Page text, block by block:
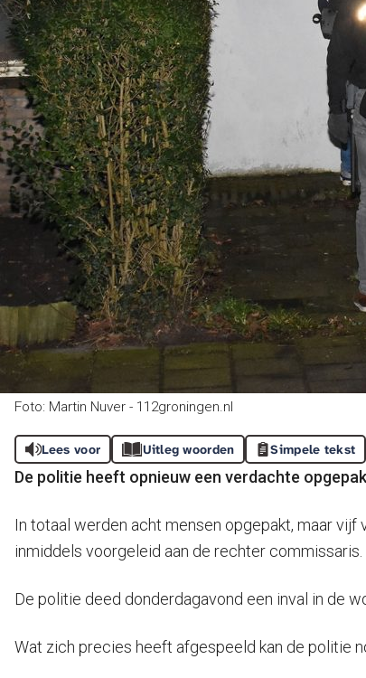
Foto: Martin Nuver - 112groningen.nl
Lees voor Uitleg woorden Simpele tekst
De politie heeft opnieuw een verdachte
In totaal werden acht mensen opgepakt, maar
inmiddels voorgeleid aan de rechter commissaris.
De politie deed donderdagavond een inval in de
Wat zich precies heeft afgespeeld kan de politie